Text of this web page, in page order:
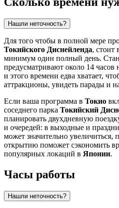
Нашли неточность?
Для того чтобы в полной мере
Токийского Диснейленда, стоит
минимум один полный день.
предусматривают около 14
и этого времени едва хватает,
аттракционы, увидеть парады и
Если ваша программа в Токио
соседнего парка Токийский
планировать двухдневную
и очередей: в выходные и
может значительно увеличиться,
открытию поможет сэкономить
популярных локаций в Японии.
Часы работы
Нашли неточность?